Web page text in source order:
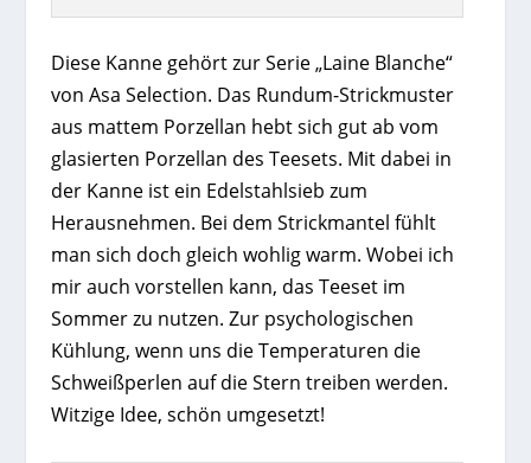
Diese Kanne gehört zur Serie „Laine Blanche“
von Asa Selection. Das Rundum-Strickmuster
aus mattem Porzellan hebt sich gut ab vom
glasierten Porzellan des Teesets. Mit dabei in
der Kanne ist ein Edelstahlsieb zum
Herausnehmen. Bei dem Strickmantel fühlt
man sich doch gleich wohlig warm. Wobei ich
mir auch vorstellen kann, das Teeset im
Sommer zu nutzen. Zur psychologischen
Kühlung, wenn uns die Temperaturen die
Schweißperlen auf die Stern treiben werden.
Witzige Idee, schön umgesetzt!